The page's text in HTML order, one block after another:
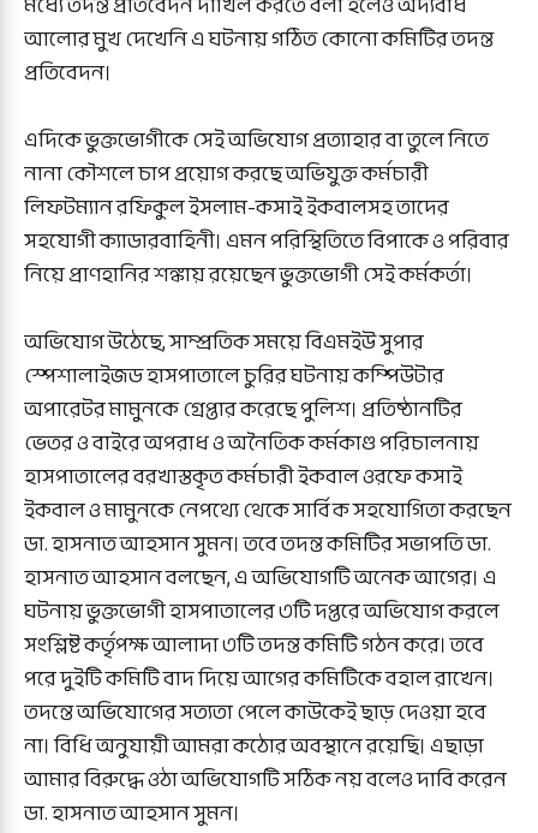
আলোর মুখ দেখেনি এ ঘটনায় গঠিত কোনো কমিটির তদন্ত
প্রতিবেদন।
এদিকে ভুক্তভোগীকে সেই অভিযোগ প্রত্যাহার বা তুলে নিতে
নানা কৌশলে চাপ প্রয়োগ করছে অভিযুক্ত কর্মচারী
লিফটম্যান রফিকুল ইসলাম-কসাই ইকবালসহ তাদের
সহযোগী ক্যাডারবাহিনী। এমন পরিস্থিতিতে বিপাকে ও পরিবার
নিয়ে প্রাণহানির শঙ্কায় রয়েছেন ভুক্তভোগী সেই কর্মকর্তা।
অভিযোগ উঠেছে, সাম্প্রতিক সময়ে বিএমইউ সুপার
স্পেশালাইজড হাসপাতালে চুরির ঘটনায় কম্পিউটার
অপারেটর মামুনকে গ্রেপ্তার করেছে পুলিশ। প্রতিষ্ঠানটির
ভেতর ও বাইরে অপরাধ ও অনৈতিক কর্মকাণ্ড পরিচালনায়
হাসপাতালের বরখাস্তকৃত কর্মচারী ইকবাল ওরফে কসাই
ইকবাল ও মামুনকে নেপথ্যে থেকে সার্বিক সহযোগিতা করছেন
ডা. হাসনাত আহসান সুমন। তবে তদন্ত কমিটির সভাপতি ডা.
হাসনাত আহসান বলছেন, এ অভিযোগটি অনেক আগের। এ
ঘটনায় ভুক্তভোগী হাসপাতালের ৩টি দপ্তরে অভিযোগ করলে
সংশ্লিষ্ট কর্তৃপক্ষ আলাদা ৩টি তদন্ত কমিটি গঠন করে। তবে
পরে দুইটি কমিটি বাদ দিয়ে আগের কমিটিকে বহাল রাখেন।
তদন্তে অভিযোগের সত্যতা পেলে কাউকেই ছাড় দেওয়া হবে
না। বিধি অনুযায়ী আমরা কঠোর অবস্থানে রয়েছি। এছাড়া
আমার বিরুদ্ধে ওঠা অভিযোগটি সঠিক নয় বলেও দাবি করেন
ডা. হাসনাত আহসান সুমন।